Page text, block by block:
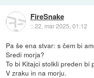
FireSnake
::22. mar 2025, 01:12
Pa še ena stvar: s čem bi
Sredi morja?
To bi Kitajci stolkli preden bi
V zraku in na morju.